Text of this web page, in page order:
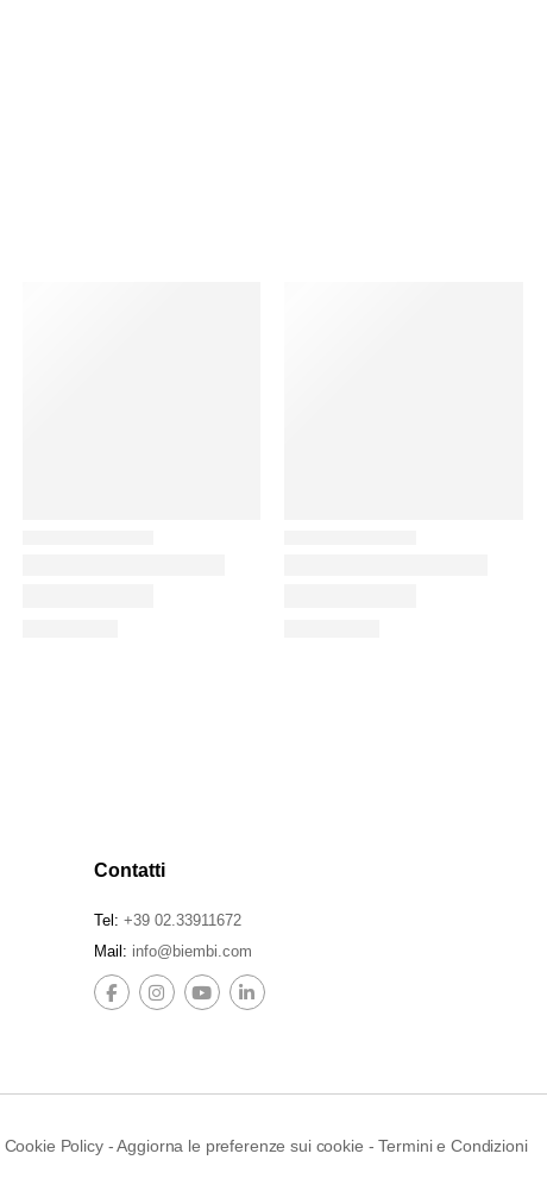
Contatti
Tel: +39 02.33911672
Mail: info@biembi.com
Cookie Policy-Aggiorna le preferenze sui cookie -Termini e Condizioni